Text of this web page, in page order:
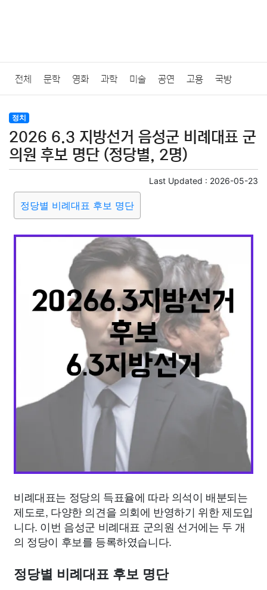
전체 문학 영화 과학 미술 공연 고용 국방
법률
질병 가요 방송 일상 주식 암호화폐 블록체인
미용 증권 인테리어
요리 상품리뷰 원예 금융
취미 여행 맛집
정치 건강 의료 의학 경제 마케팅
부동산 외국어 교육 교통 생활 기타
정치
2026 6.3 지방선거 음성군 비례대표 군
의원 후보 명단 (정당별, 2명)
Last Updated : 2026-05-23
정당별 비례대표 후보 명단
비례대표는 정당의 득표율에 따라 의석이 배분되는
제도로, 다양한 의견을 의회에 반영하기 위한 제도입
니다. 이번 음성군 비례대표 군의원 선거에는 두 개
의 정당이 후보를 등록하였습니다.
정당별 비례대표 후보 명단